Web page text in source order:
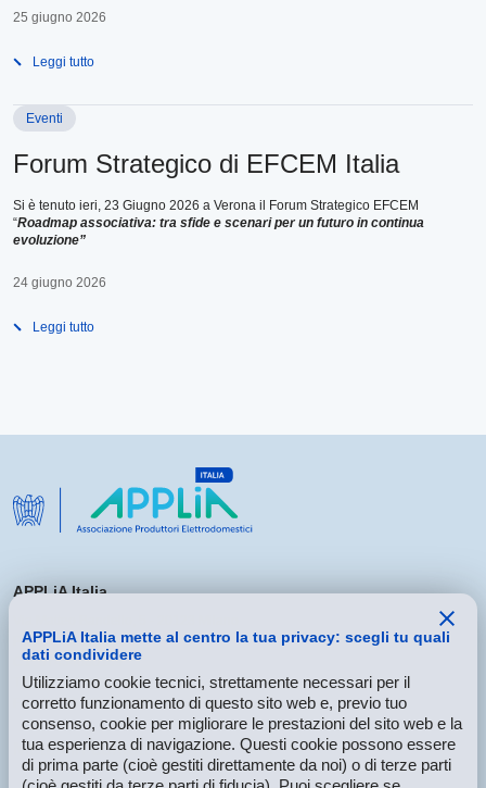
25 giugno 2026
Leggi tutto
Eventi
Forum Strategico di EFCEM Italia
Si è tenuto ieri, 23 Giugno 2026 a Verona il Forum Strategico EFCEM
“Roadmap associativa: tra sfide e scenari per un futuro in continua
evoluzione”
24 giugno 2026
Leggi tutto
APPLiA Italia
P.Iva 05455230960
C.F. 97434680159
Tel+39.02.435.188.1
Fax +39.02.439.955.25
Mettiti in contatto con noi
APPLiA Italia mette al centro la tua privacy: scegli tu quali
dati condividere
Utilizziamo cookie tecnici, strettamente necessari per il
corretto funzionamento di questo sito web e, previo tuo
consenso, cookie per migliorare le prestazioni del sito web e la
tua esperienza di navigazione. Questi cookie possono essere
di prima parte (cioè gestiti direttamente da noi) o di terze parti